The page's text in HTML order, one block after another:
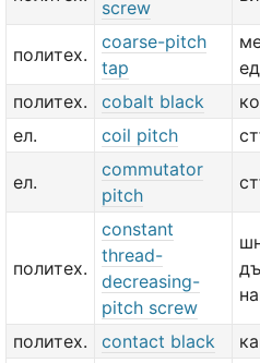
screw
политех.
coarse-pitch
tap
политех.
cobalt black
ел.
coil pitch
ел.
commutator
pitch
политех.
constant
thread-
decreasing-
pitch screw
политех. contact black